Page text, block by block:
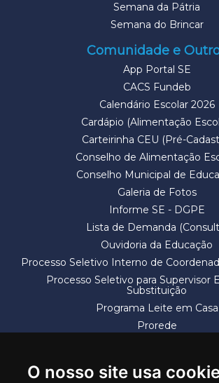
O nosso site usa
Semana da Pátria
Semana do Brincar
Comunidade e
App Portal SE
CACS Fundeb
Calendário Escolar 2026
Cardápio (Alimentação
Carteirinha CEU (Pré-
Conselho de Alimentação
Conselho Municipal de
Galeria de Fotos
Informe SE - DGPE
Lista de Demanda
Ouvidoria da Educação
Processo Seletivo Interno de
Processo Seletivo para Supervisor
Substituição
Programa Leite em Casa
Prorede